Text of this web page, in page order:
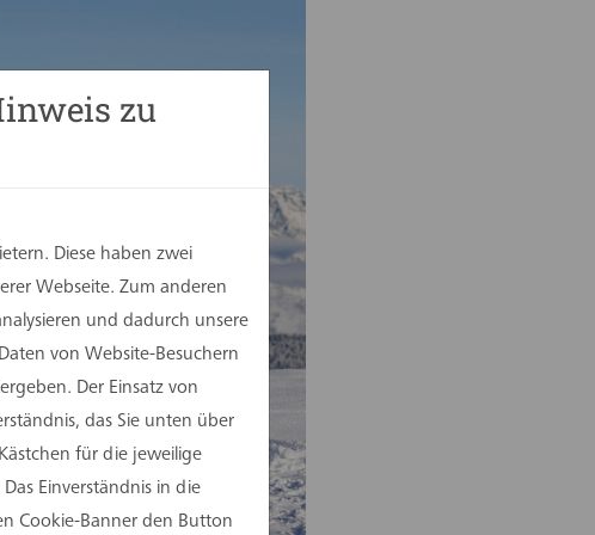
zu
Diese haben zwei
Webseite. Zum anderen
und dadurch unsere
von Website-Besuchern
Der Einsatz von
das Sie unten über
für die jeweilige
Einverständnis in die
Cookie-Banner den Button